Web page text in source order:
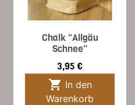
Chalk "Allgäu
Schnee"
Preis
3,95 €

Warenkorb